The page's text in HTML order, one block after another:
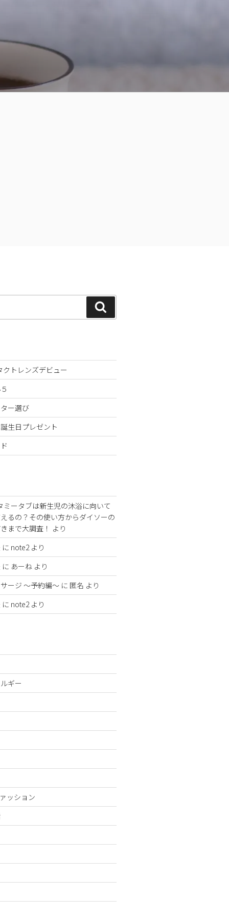
索
トレンズデビュー
ー選び
生日プレゼント
ミータブは新生児の沐浴に向いて
るの？その使い方からダイソーの
まで大調査！ より
に note2より
に あーねより
ージ 〜予約編〜に 匿名 より
に note2より
ギー
ッション